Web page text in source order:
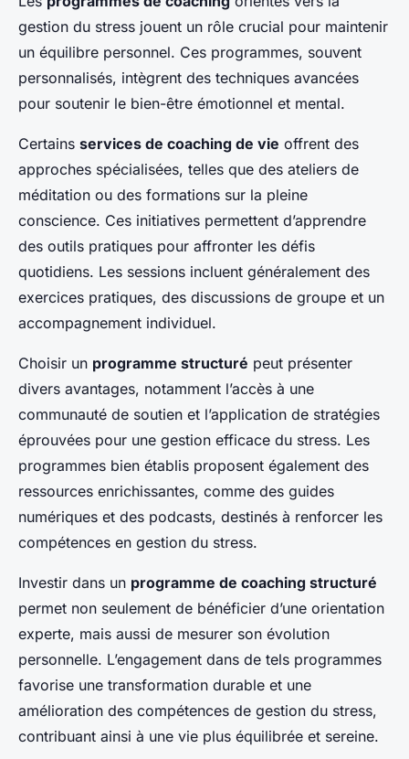
gestion du stress jouent un rôle crucial pour maintenir
un équilibre personnel. Ces programmes, souvent
personnalisés, intègrent des techniques avancées
pour soutenir le bien-être émotionnel et mental.
Certains services de coaching de vie offrent des
approches spécialisées, telles que des ateliers de
méditation ou des formations sur la pleine
conscience. Ces initiatives permettent d’apprendre
des outils pratiques pour affronter les défis
quotidiens. Les sessions incluent généralement des
exercices pratiques, des discussions de groupe et un
accompagnement individuel.
Choisir un programme structuré peut présenter
divers avantages, notamment l’accès à une
communauté de soutien et l’application de stratégies
éprouvées pour une gestion efficace du stress. Les
programmes bien établis proposent également des
ressources enrichissantes, comme des guides
numériques et des podcasts, destinés à renforcer les
compétences en gestion du stress.
Investir dans un programme de coaching structuré
permet non seulement de bénéficier d’une orientation
experte, mais aussi de mesurer son évolution
personnelle. L’engagement dans de tels programmes
favorise une transformation durable et une
amélioration des compétences de gestion du stress,
contribuant ainsi à une vie plus équilibrée et sereine.